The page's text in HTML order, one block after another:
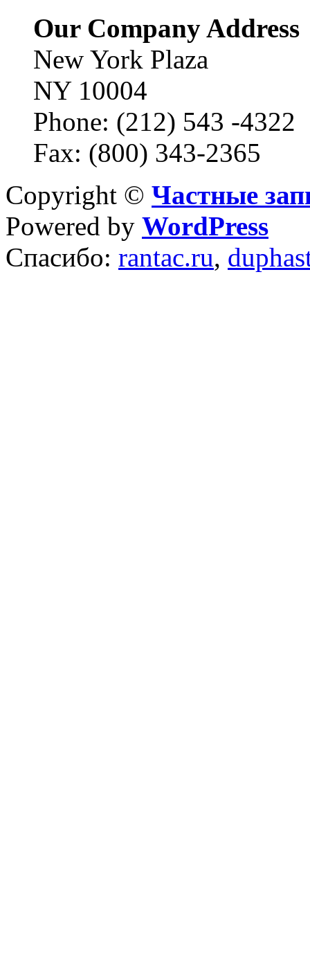
Our Company Address
New York Plaza
NY 10004
Phone: (212) 543 -4322
Fax: (800) 343-2365
Copyright © Частные
Powered by WordPress
Спасибо: rantac.ru,